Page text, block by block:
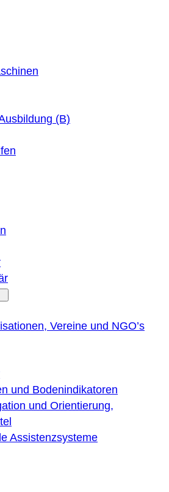
(B)
Vereine und NGO’s
und Bodenindikatoren
und Orientierung,
Assistenzsysteme